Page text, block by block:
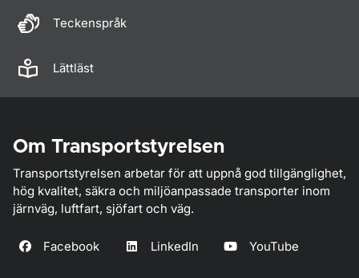
Teckenspråk
Lättläst
Om Transportstyrelsen
Transportstyrelsen arbetar för att uppnå god tillgänglighet,
hög kvalitet, säkra och miljöanpassade transporter inom
järnväg, luftfart, sjöfart och väg.
Facebook LinkedIn YouTube